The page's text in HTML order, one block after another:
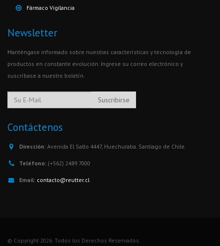
Fármaco Vigilancia
Newsletter
Manténgase informado sobre nuestras características y tecnología de
productos en constante evolución. Ingrese su correo electrónico y
suscríbase a nuestro boletín.
Suscribirse
Contáctenos
Dirección: Avenida El Salto 4447, Huechuraba. Santiago de Chile.
Teléfono: (+562) 2489 7000
Email: contacto@reutter.cl
© Copyright 2026. Todos los Derechos Reservados.